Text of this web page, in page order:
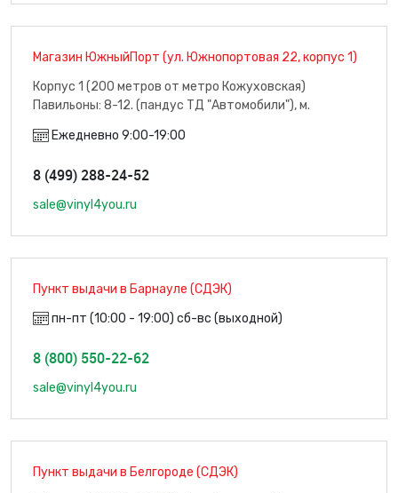
Магазин ЮжныйПорт (ул. Южнопортовая 22, корпус 1)
Корпус 1 (200 метров от метро Кожуховская)
Павильоны: 8-12. (пандус ТД "Автомобили"), м.
Ежедневно 9:00-19:00
8 (499) 288-24-52
sale@vinyl4you.ru
Пункт выдачи в Барнауле (СДЭК)
пн-пт (10:00 - 19:00) сб-вс (выходной)
8 (800) 550-22-62
sale@vinyl4you.ru
Пункт выдачи в Белгороде (СДЭК)